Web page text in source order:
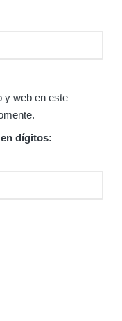
y web en este
dígitos: